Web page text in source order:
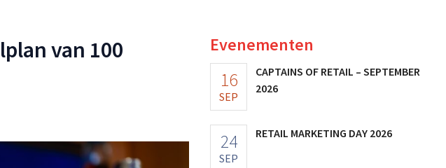
van 100
Evenementen
16
SEP
CAPTAINS OF RETAIL – SEPTEMBER
2026
24
SEP
RETAIL MARKETING DAY 2026